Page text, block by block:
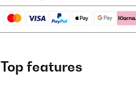
Top features